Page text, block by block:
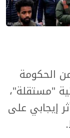
الحكومة
"مستقلة"،
إيجابي على